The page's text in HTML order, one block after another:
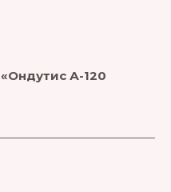
«Ондутис А-120